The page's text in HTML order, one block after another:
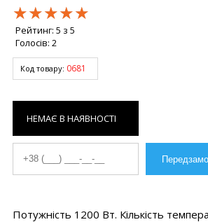
★★★★★
★★★★★
★★★★★
Рейтинг: 5 з 5
Голосів: 2
Код товару: 0681
НЕМАЄ В НАЯВНОСТІ
Потужність 1200 Вт. Кількість